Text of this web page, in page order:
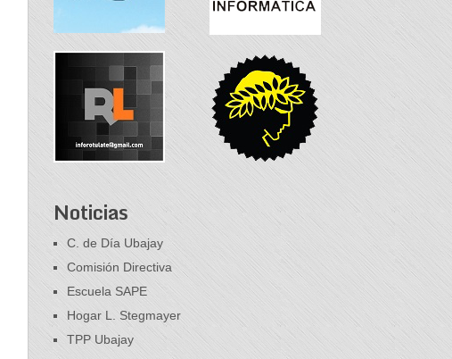
Noticias
C. de Día Ubajay
Comisión Directiva
Escuela SAPE
Hogar L. Stegmayer
TPP Ubajay